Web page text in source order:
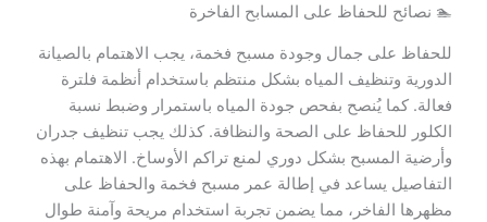
🏊 نصائح للحفاظ على المسابح الفاخرة
للحفاظ على جمال وجودة مسبح فخمة، يجب الاهتمام بالصيانة
الدورية وتنظيف المياه بشكل منتظم باستخدام أنظمة فلترة
فعالة. كما يُنصح بفحص جودة المياه باستمرار وضبط نسبة
الكلور للحفاظ على الصحة والنظافة. كذلك يجب تنظيف جدران
وأرضية المسبح بشكل دوري لمنع تراكم الأوساخ. الاهتمام بهذه
التفاصيل يساعد في إطالة عمر مسبح فخمة والحفاظ على
مظهرها الفاخر، مما يضمن تجربة استخدام مريحة وآمنة طوال